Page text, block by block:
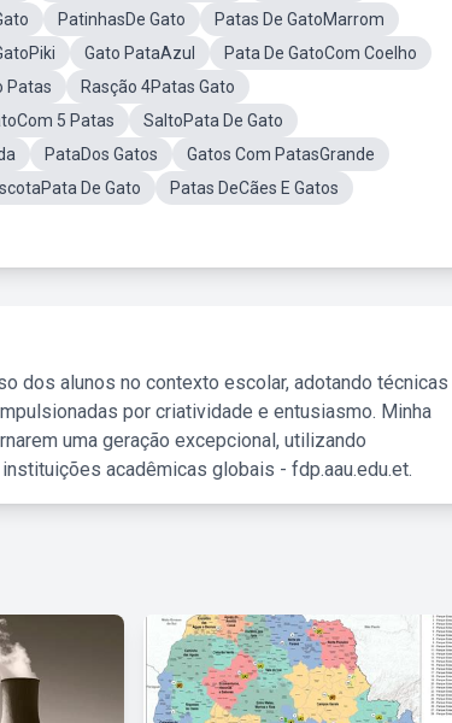
PatinhasDe Gato
Patas De GatoMarrom
Gato PataAzul
Pata De GatoCom Coelho
Patas
Rasção 4Patas Gato
5 Patas
SaltoPata De Gato
PataDos Gatos
Gatos Com PatasGrande
De Gato
Patas DeCães E Gatos
dos alunos no contexto escolar, adotando técnicas
por criatividade e entusiasmo. Minha
uma geração excepcional, utilizando
acadêmicas globais - fdp.aau.edu.et.